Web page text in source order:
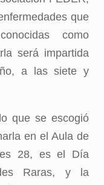
que
como
será impartida
a las siete y
que se escogió
en el Aula de
28, es el Día
Raras, y la